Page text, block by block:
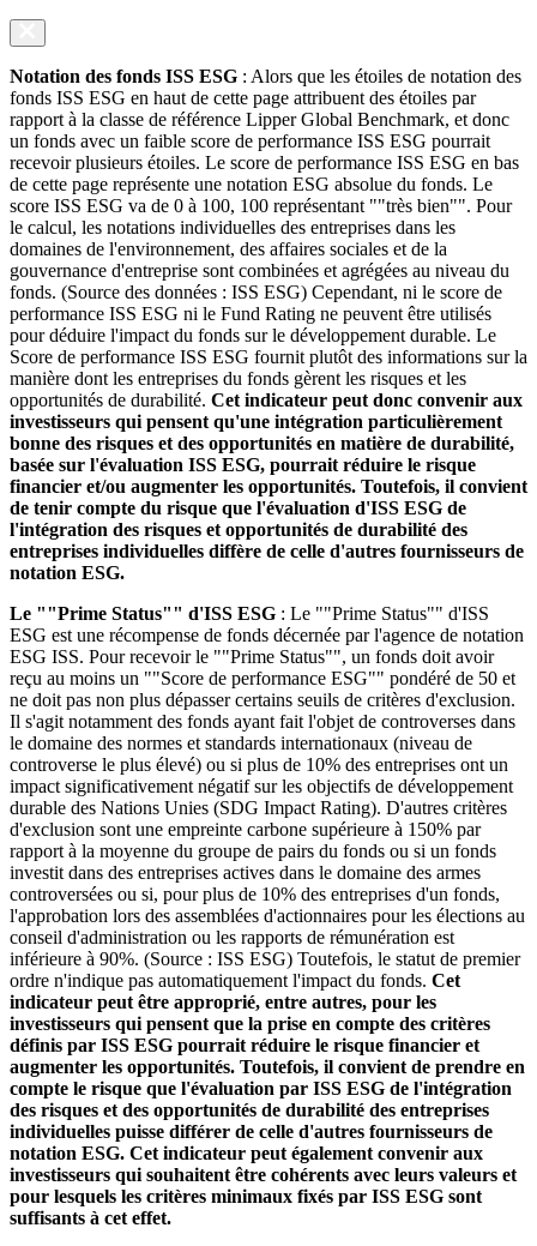
Notation des fonds ISS ESG : Alors que les étoiles de notation des
fonds ISS ESG en haut de cette page attribuent des étoiles par
rapport à la classe de référence Lipper Global Benchmark, et donc
un fonds avec un faible score de performance ISS ESG pourrait
recevoir plusieurs étoiles. Le score de performance ISS ESG en bas
de cette page représente une notation ESG absolue du fonds. Le
score ISS ESG va de 0 à 100, 100 représentant ""très bien"". Pour
le calcul, les notations individuelles des entreprises dans les
domaines de l'environnement, des affaires sociales et de la
gouvernance d'entreprise sont combinées et agrégées au niveau du
fonds. (Source des données : ISS ESG) Cependant, ni le score de
performance ISS ESG ni le Fund Rating ne peuvent être utilisés
pour déduire l'impact du fonds sur le développement durable. Le
Score de performance ISS ESG fournit plutôt des informations sur la
manière dont les entreprises du fonds gèrent les risques et les
opportunités de durabilité. Cet indicateur peut donc convenir aux
investisseurs qui pensent qu'une intégration particulièrement
bonne des risques et des opportunités en matière de durabilité,
basée sur l'évaluation ISS ESG, pourrait réduire le risque
financier et/ou augmenter les opportunités. Toutefois, il convient
de tenir compte du risque que l'évaluation d'ISS ESG de
l'intégration des risques et opportunités de durabilité des
entreprises individuelles diffère de celle d'autres fournisseurs de
notation ESG.
Le ""Prime Status"" d'ISS ESG : Le ""Prime Status"" d'ISS
ESG est une récompense de fonds décernée par l'agence de notation
ESG ISS. Pour recevoir le ""Prime Status"", un fonds doit avoir
reçu au moins un ""Score de performance ESG"" pondéré de 50 et
ne doit pas non plus dépasser certains seuils de critères d'exclusion.
Il s'agit notamment des fonds ayant fait l'objet de controverses dans
le domaine des normes et standards internationaux (niveau de
controverse le plus élevé) ou si plus de 10% des entreprises ont un
impact significativement négatif sur les objectifs de développement
durable des Nations Unies (SDG Impact Rating). D'autres critères
d'exclusion sont une empreinte carbone supérieure à 150% par
rapport à la moyenne du groupe de pairs du fonds ou si un fonds
investit dans des entreprises actives dans le domaine des armes
controversées ou si, pour plus de 10% des entreprises d'un fonds,
l'approbation lors des assemblées d'actionnaires pour les élections au
conseil d'administration ou les rapports de rémunération est
inférieure à 90%. (Source : ISS ESG) Toutefois, le statut de premier
ordre n'indique pas automatiquement l'impact du fonds. Cet
indicateur peut être approprié, entre autres, pour les
investisseurs qui pensent que la prise en compte des critères
définis par ISS ESG pourrait réduire le risque financier et
augmenter les opportunités. Toutefois, il convient de prendre en
compte le risque que l'évaluation par ISS ESG de l'intégration
des risques et des opportunités de durabilité des entreprises
individuelles puisse différer de celle d'autres fournisseurs de
notation ESG. Cet indicateur peut également convenir aux
investisseurs qui souhaitent être cohérents avec leurs valeurs et
pour lesquels les critères minimaux fixés par ISS ESG sont
suffisants à cet effet.